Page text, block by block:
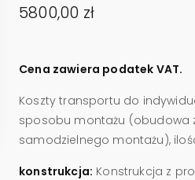
5800,00 zł
Cena zawiera podatek VAT.
Koszty transportu do
sposobu montażu (obudowa
samodzielnego montażu),
konstrukcja: Konstrukcja z